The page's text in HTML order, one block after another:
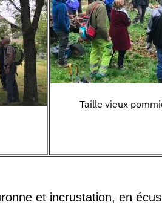
Taille vieux
et incrustation, en